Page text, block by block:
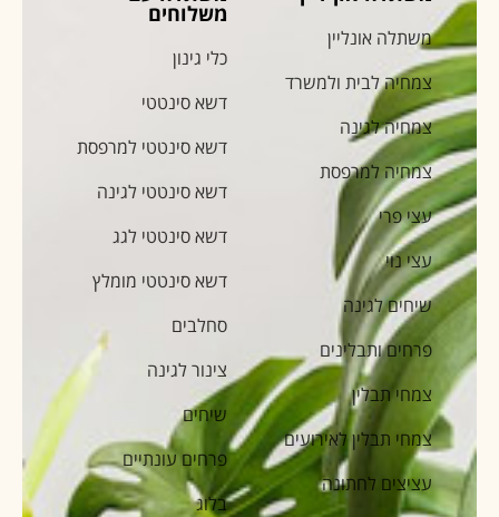
משתלה אונליין
צמחיה לבית ולמשרד
צמחיה לגינה
צמחיה למרפסת
עצי פרי
עצי נוי
שיחים לגינה
פרחים ותבלינים
צמחי תבלין
צמחי תבלין לאירועים
עציצים לחתונה
משלוחים
כלי גינון
דשא סינטטי
דשא סינטטי למרפסת
דשא סינטטי לגינה
דשא סינטטי לגג
דשא סינטטי מומלץ
סחלבים
צינור לגינה
שיחים
פרחים עונתיים
בלוג